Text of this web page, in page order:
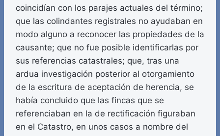
coincidían con los parajes actuales del término;
que las colindantes registrales no ayudaban en
modo alguno a reconocer las propiedades de la
causante; que no fue posible identificarlas por
sus referencias catastrales; que, tras una
ardua investigación posterior al otorgamiento
de la escritura de aceptación de herencia, se
había concluido que las fincas que se
referenciaban en la de rectificación figuraban
en el Catastro, en unos casos a nombre del